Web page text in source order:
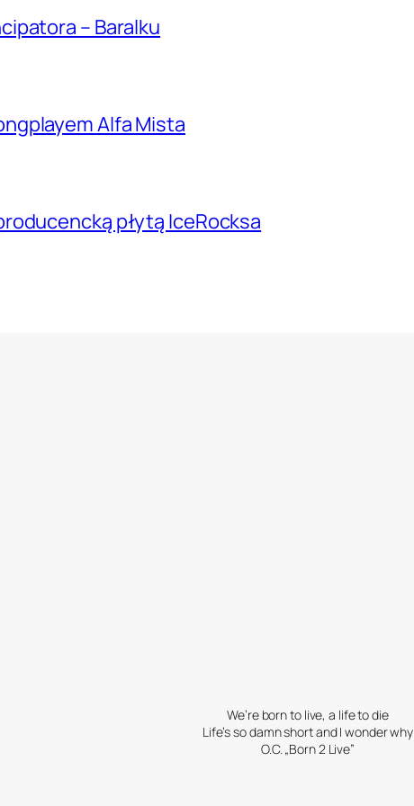
– Baralku
Alfa Mista
płytą IceRocksa
We’re born to live, a life to die
Life’s so damn short and I wonder why
O.C. „Born 2 Live”